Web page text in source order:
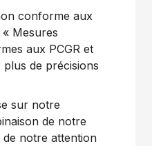
conforme aux
Mesures
aux PCGR et
de précisions
sur notre
de notre
de notre attention